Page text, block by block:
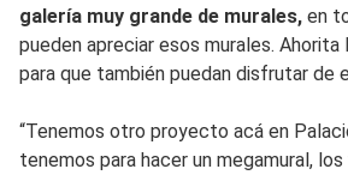
galería muy grande de murales, en
pueden apreciar esos murales. Ahorita
para que también puedan disfrutar de
“Tenemos otro proyecto acá en
tenemos para hacer un megamural,